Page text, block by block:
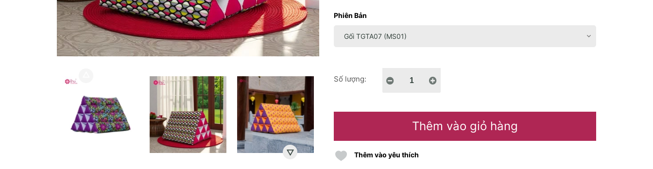
Phiên Bản
Số lượng:
Thêm vào giỏ hàng
Thêm vào yêu thích